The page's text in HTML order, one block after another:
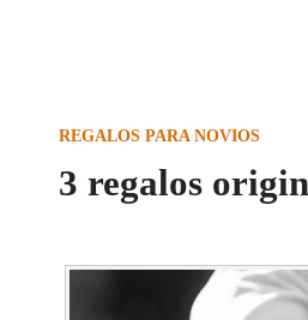
REGALOS PARA NOVIOS
3 regalos